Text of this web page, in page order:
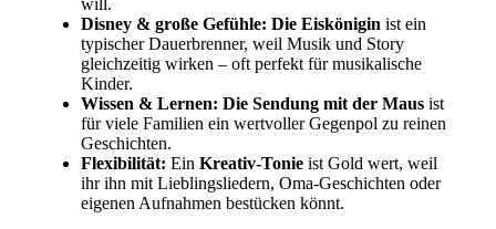
will.
Disney & große Gefühle: Die Eiskönigin ist ein
typischer Dauerbrenner, weil Musik und Story
gleichzeitig wirken – oft perfekt für musikalische
Kinder.
Wissen & Lernen: Die Sendung mit der Maus ist
für viele Familien ein wertvoller Gegenpol zu reinen
Geschichten.
Flexibilität: Ein Kreativ-Tonie ist Gold wert, weil
ihr ihn mit Lieblingsliedern, Oma-Geschichten oder
eigenen Aufnahmen bestücken könnt.